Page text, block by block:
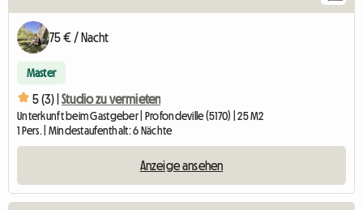
75 € / Nacht
Master
5 (3) | Studio zu vermieten
Unterkunft beim Gastgeber | Profondeville (5170) | 25 M2
1 Pers. | Mindestaufenthalt: 6 Nächte
Anzeige ansehen